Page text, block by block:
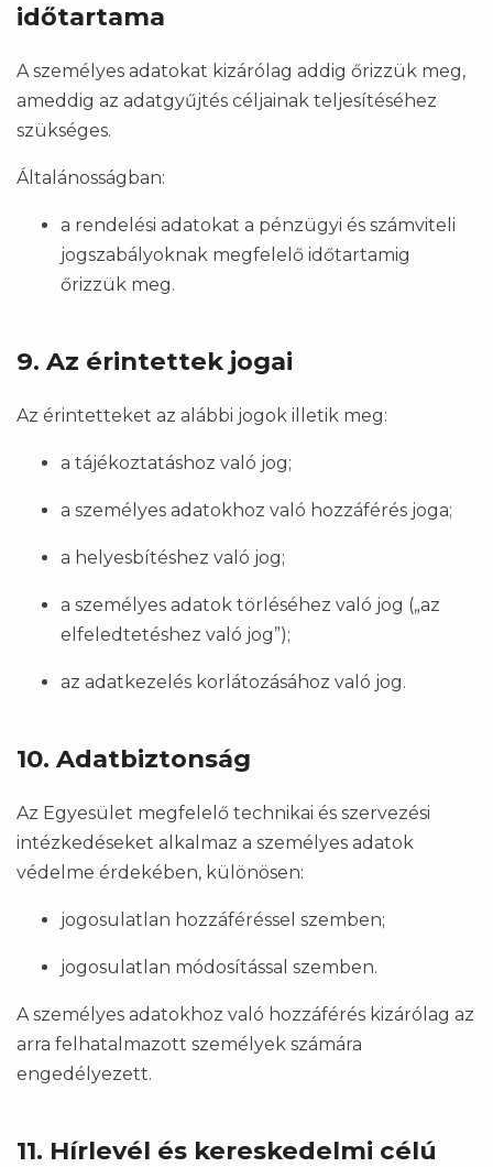
időtartama
A személyes adatokat kizárólag addig őrizzük meg,
ameddig az adatgyűjtés céljainak teljesítéséhez
szükséges.
Általánosságban:
a rendelési adatokat a pénzügyi és számviteli
jogszabályoknak megfelelő időtartamig
őrizzük meg.
9. Az érintettek jogai
Az érintetteket az alábbi jogok illetik meg:
a tájékoztatáshoz való jog;
a személyes adatokhoz való hozzáférés joga;
a helyesbítéshez való jog;
a személyes adatok törléséhez való jog („az
elfeledtetéshez való jog”);
az adatkezelés korlátozásához való jog.
10. Adatbiztonság
Az Egyesület megfelelő technikai és szervezési
intézkedéseket alkalmaz a személyes adatok
védelme érdekében, különösen:
jogosulatlan hozzáféréssel szemben;
jogosulatlan módosítással szemben.
A személyes adatokhoz való hozzáférés kizárólag az
arra felhatalmazott személyek számára
engedélyezett.
11. Hírlevél és kereskedelmi célú